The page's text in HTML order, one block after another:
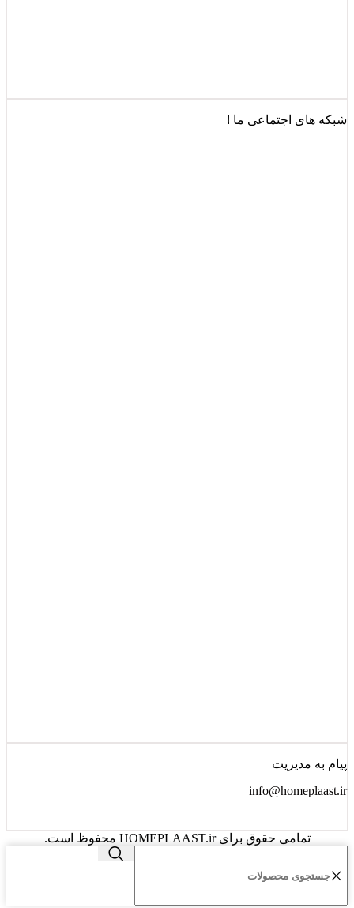
شبکه های اجتماعی ما !
پیام به مدیریت
info@homeplaast.ir
تمامی حقوق برای HOMEPLAAST.ir محفوظ است.